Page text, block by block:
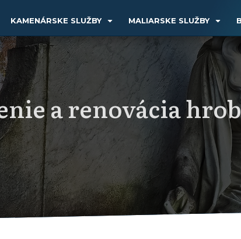
KAMENÁRSKE SLUŽBY MALIARSKE SLUŽBY
a renovácia